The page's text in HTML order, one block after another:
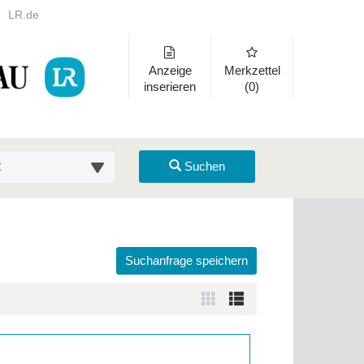
LR.de
Anzeige
inserieren
Merkzettel
(0)
(km)
Suchen
und Links zu öffnen. Mit Pfeil rechts klappen Sie
Suchanfrage speichern